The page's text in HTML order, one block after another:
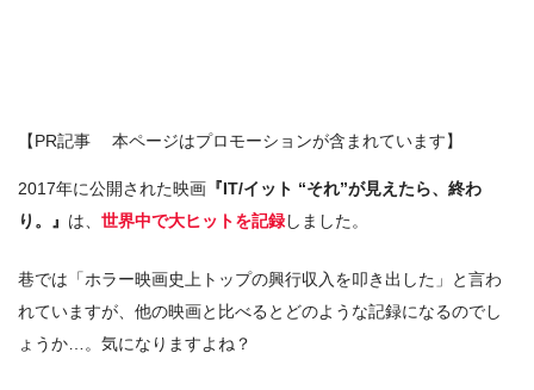
【PR記事 本ページはプロモーションが含まれています】
2017年に公開された映画 『IT/イット “それ”が見えたら、終わ
り。』 は、 世界中で大ヒットを記録しました。
巷では「ホラー映画史上トップの興行収入を叩き出した」と言わ
れていますが、他の映画と比べるとどのような記録になるのでし
ょうか…。気になりますよね？